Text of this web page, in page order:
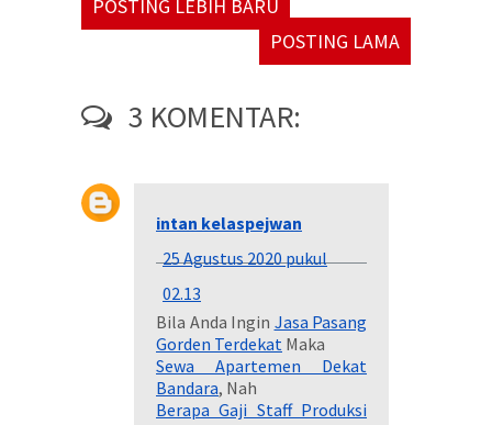
POSTING LEBIH BARU
POSTING LAMA
3 KOMENTAR:
intan kelaspejwan
25 Agustus 2020 pukul
02.13
Bila Anda Ingin Jasa Pasang
Gorden Terdekat Maka
Sewa Apartemen Dekat
Bandara, Nah
Berapa Gaji Staff Produksi